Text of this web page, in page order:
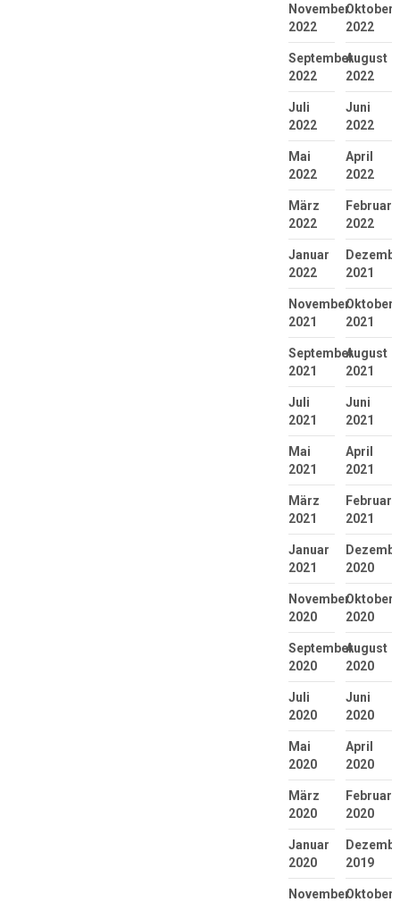
November
2022
Oktober
2022
September
2022
August
2022
Juli
2022
Juni
2022
Mai
2022
April
2022
März
2022
Februar
2022
Januar
2022
2021
November
2021
Oktober
2021
September
2021
August
2021
Juli
2021
Juni
2021
Mai
2021
April
2021
März
2021
Februar
2021
Januar
2021
2020
November
2020
Oktober
2020
September
2020
August
2020
Juli
2020
Juni
2020
Mai
2020
April
2020
März
2020
Februar
2020
Januar
2020
2019
NovemberOktober